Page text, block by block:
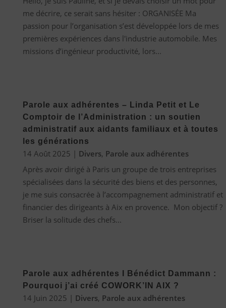
me décrire, ce serait sans hésiter : ORGANISÉE Ma
passion pour l’organisation s’est développée lors de mes
premières expériences dans l'industrie automobile. Mes
missions d’ingénieur productivité, lors...
Parole aux adhérentes – Linda Petit et Le
Comptoir de l’Administration : un soutien
administratif aux aidants familiaux et à toutes
les générations
14 Août 2025 | Divers, Parole aux adhérentes
Après avoir dirigé à Paris un groupe de trois entreprises
spécialisées dans la sécurité des biens et des personnes,
je me suis consacrée à l’accompagnement administratif et
financier des dirigeants à Aix en provence. Mon objectif ?
Briser la solitude des chefs...
Parole aux adhérentes I Bénédict Dammann :
Pourquoi j’ai créé COWORK’IN AIX ?
14 Juin 2025 | Divers, Parole aux adhérentes